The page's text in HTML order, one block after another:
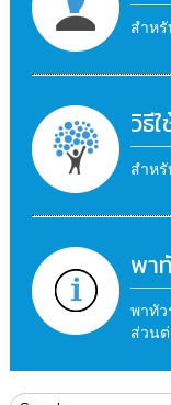
สำห
วิธี
สำห
พา
พาทัว
ส่วน